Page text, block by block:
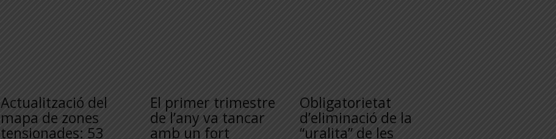
Actualització del
mapa de zones
tensionades: 53
El primer trimestre
de l’any va tancar
amb un fort
Obligatorietat
d’eliminació de la
“uralita” de les